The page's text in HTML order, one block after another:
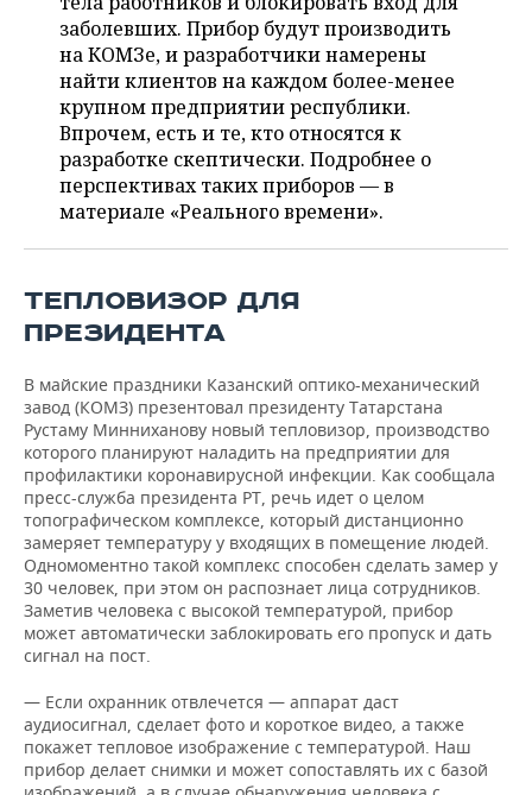
НЕФТЕХИМИЯ
НЕФТЬ
ОПК
ЭНЕРГЕТИКА
РОЗНИЧНАЯ ТОРГОВЛЯ
ТРАНСПОРТ
УСЛУГИ
НОВОСТИ ТЕХНОЛОГИЙ
МЕДИА
ТЕЛЕКОММУНИКАЦИИ
МЕРОПРИЯТИЯ
НОВОСТИ МЕРОПРИЯТИЙ
ВЫЕЗДНАЯ РЕДАКЦИЯ
БИЗНЕС-БРАНЧИ
ОТКРЫТАЯ ЛЕКЦИЯ
СПОРТ
НОВОСТИ СПОРТА
ФУТБОЛ
БАСКЕТБОЛ
ВОЛЕЙБОЛ
КИБЕРСПОРТ
ФИГУРНОЕ КАТАНИЕ
ВОДНЫЕ ВИДЫ СПОРТА
ХОККЕЙ С МЯЧОМ
ОБЩЕСТВО
НОВОСТИ ОБЩЕСТВА
ИНФРАСТРУКТУРА
ИСТОРИЯ
КУЛЬТУРА
МЕДИЦИНА
ОБРАЗОВАНИЕ
ПРОИСШЕСТВИЯ
ФОТОГАЛЕРЕЯ
СПРАВОЧНИК
СПИСОК ПЕРСОН
СПИСОК КОМПАНИЙ
ПОЛНАЯ ВЕРСИЯ
заболевших. Прибор будут производить
на КОМЗе, и разработчики намерены
найти клиентов на каждом более-менее
крупном предприятии республики.
Впрочем, есть и те, кто относятся к
разработке скептически. Подробнее о
перспективах таких приборов — в
материале «Реального времени».
ТЕПЛОВИЗОР ДЛЯ
ПРЕЗИДЕНТА
В майские праздники Казанский оптико-механический
завод (КОМЗ) презентовал президенту Татарстана
Рустаму Минниханову новый тепловизор, производство
которого планируют наладить на предприятии для
профилактики коронавирусной инфекции. Как сообщала
пресс-служба президента РТ, речь идет о целом
топографическом комплексе, который дистанционно
замеряет температуру у входящих в помещение людей.
Одномоментно такой комплекс способен сделать замер у
30 человек, при этом он распознает лица сотрудников.
Заметив человека с высокой температурой, прибор
может автоматически заблокировать его пропуск и дать
сигнал на пост.
— Если охранник отвлечется — аппарат даст
аудиосигнал, сделает фото и короткое видео, а также
покажет тепловое изображение с температурой. Наш
прибор делает снимки и может сопоставлять их с базой